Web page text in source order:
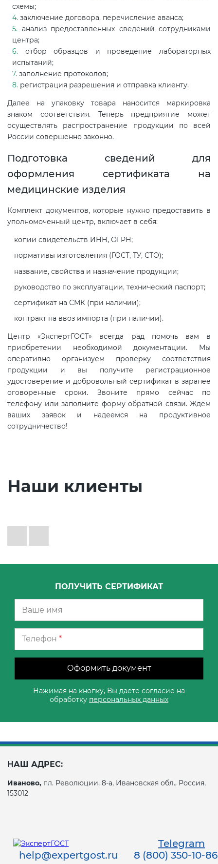
схемы;
заключение договора, перечисление аванса;
анализ предоставленных сведений сотрудниками
центра;
отбор образцов и проведение лабораторных
испытаний;
заполнение протоколов;
регистрация разрешения и отправка клиенту.
Далее на упаковку товара наносится маркировка
знаком соответствия. Теперь предприятие может
осуществлять распространение продукции по всей
России совершенно законно.
Подготовка сведений для
оформления сертификата на
медицинские изделия
Комплект документов, которые нужно предоставить в
уполномоченный центр, включает в себя:
копии свидетельств ИНН, ОГРН;
нормативы изготовления (ГОСТ, ТУ, СТО);
название, свойства и назначение продукции;
руководство по эксплуатации, технический паспорт;
сертификат на СМК (при наличии);
контракт на ввоз импорта (при наличии).
Центр «ЭкспертГОСТ» всегда рад помочь вам в
приобретении необходимой документации. Мы
оперативно организуем проверку соответствия
продукции и вы получите регистрационное
удостоверение и добровольный сертификат в заранее
оговоренные сроки. Звоните прямо сейчас по
телефону или заполните форму обратной связи. Ждем
ваших заявок и надеемся на продуктивное
сотрудничество!
Наши клиенты
ПОЛУЧИТЬ СЕРТИФИКАТ
Телефон *
Оформить документ
Нажимая на кнопку, Вы даете согласие на
обработку персональных данных
НАШ АДРЕС:
Иваново, пл. Революции, 8-а, Ивановская обл., Россия,
153012
Telegram
help@expertgost.ru
8 (800) 350-10-86